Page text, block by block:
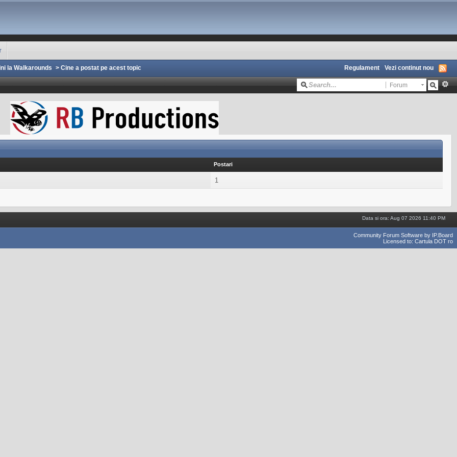
la Walkarounds > Cine a postat pe acest topic Regulament Vezi continut nou
Forum
Postari
1
Data si ora: Aug 07 2026 11:40 PM
Community Forum Software by IP.Board
Licensed to: Cartula DOT ro